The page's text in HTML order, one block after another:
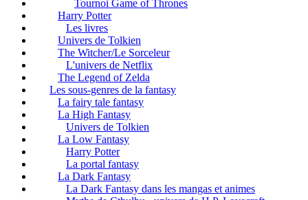
Tournoi Game of Thrones
Harry Potter
Les livres
Univers de Tolkien
The Witcher/Le Sorceleur
L'univers de Netflix
The Legend of Zelda
Les sous-genres de la fantasy
La fairy tale fantasy
La High Fantasy
Univers de Tolkien
La Low Fantasy
Harry Potter
La portal fantasy
La Dark Fantasy
La Dark Fantasy dans les mangas et animes